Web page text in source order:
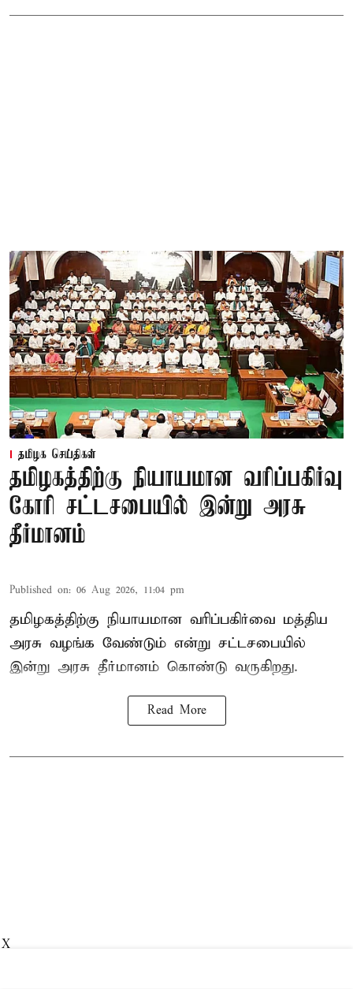
தமிழக செய்திகள்
தமிழகத்திற்கு நியாயமான வரிப்பகிர்வு
கோரி சட்டசபையில் இன்று அரசு
தீர்மானம்
Published on: 06 Aug 2026, 11:04 pm
தமிழகத்திற்கு நியாயமான வரிப்பகிர்வை மத்திய
அரசு வழங்க வேண்டும் என்று சட்டசபையில்
இன்று அரசு தீர்மானம் கொண்டு வருகிறது.
Read More
X